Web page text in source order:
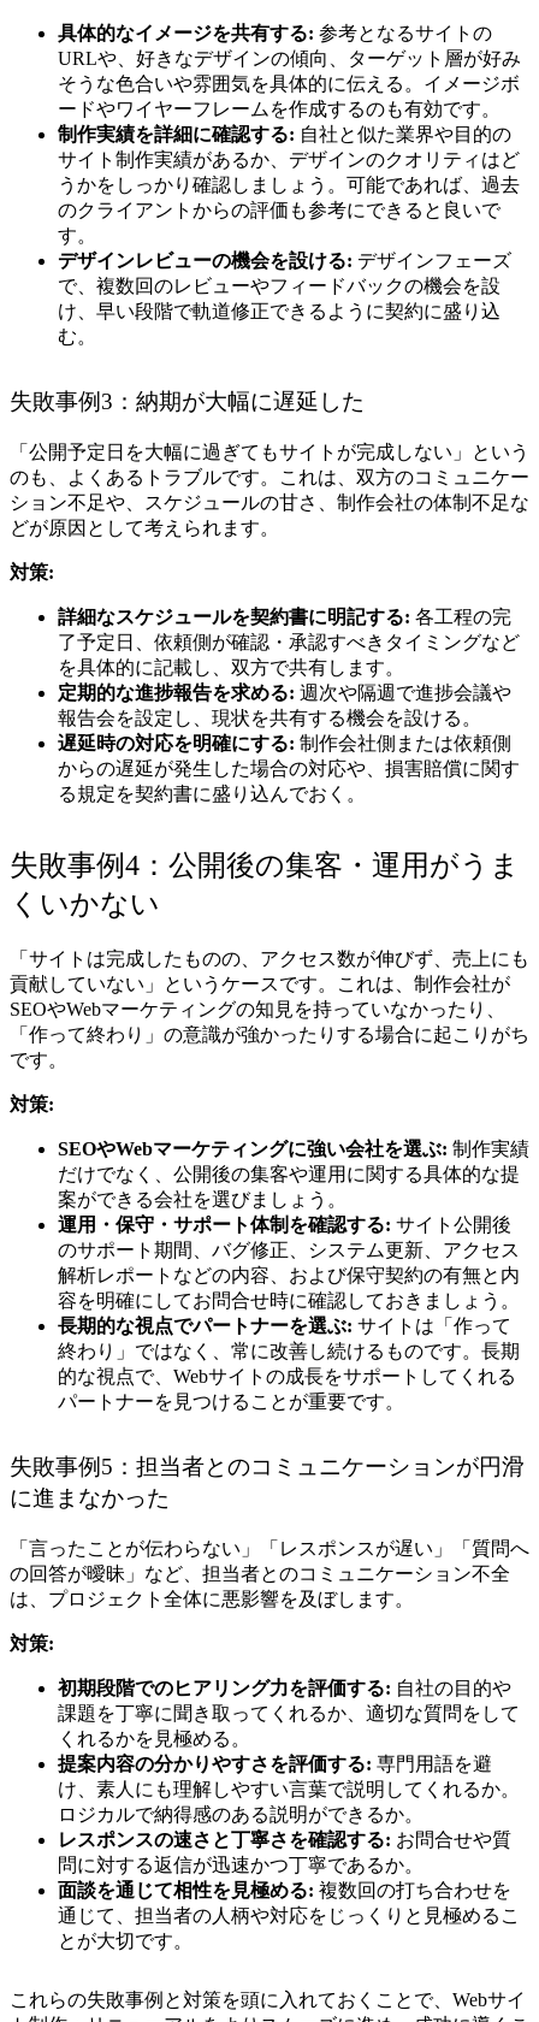
具体的なイメージを共有する: 参考となるサイトの
URLや、好きなデザインの傾向、ターゲット層が好み
そうな色合いや雰囲気を具体的に伝える。イメージボ
ードやワイヤーフレームを作成するのも有効です。
制作実績を詳細に確認する: 自社と似た業界や目的の
サイト制作実績があるか、デザインのクオリティはど
うかをしっかり確認しましょう。可能であれば、過去
のクライアントからの評価も参考にできると良いで
す。
デザインレビューの機会を設ける: デザインフェーズ
で、複数回のレビューやフィードバックの機会を設
け、早い段階で軌道修正できるように契約に盛り込
む。
失敗事例3：納期が大幅に遅延した
「公開予定日を大幅に過ぎてもサイトが完成しない」という
のも、よくあるトラブルです。これは、双方のコミュニケー
ション不足や、スケジュールの甘さ、制作会社の体制不足な
どが原因として考えられます。
対策:
詳細なスケジュールを契約書に明記する: 各工程の完
了予定日、依頼側が確認・承認すべきタイミングなど
を具体的に記載し、双方で共有します。
定期的な進捗報告を求める: 週次や隔週で進捗会議や
報告会を設定し、現状を共有する機会を設ける。
遅延時の対応を明確にする: 制作会社側または依頼側
からの遅延が発生した場合の対応や、損害賠償に関す
る規定を契約書に盛り込んでおく。
失敗事例4：公開後の集客・運用がうま
くいかない
「サイトは完成したものの、アクセス数が伸びず、売上にも
貢献していない」というケースです。これは、制作会社が
SEOやWebマーケティングの知見を持っていなかったり、
「作って終わり」の意識が強かったりする場合に起こりがち
です。
対策:
SEOやWebマーケティングに強い会社を選ぶ: 制作実績
だけでなく、公開後の集客や運用に関する具体的な提
案ができる会社を選びましょう。
運用・保守・サポート体制を確認する: サイト公開後
のサポート期間、バグ修正、システム更新、アクセス
解析レポートなどの内容、および保守契約の有無と内
容を明確にしてお問合せ時に確認しておきましょう。
長期的な視点でパートナーを選ぶ: サイトは「作って
終わり」ではなく、常に改善し続けるものです。長期
的な視点で、Webサイトの成長をサポートしてくれる
パートナーを見つけることが重要です。
失敗事例5：担当者とのコミュニケーションが円滑
に進まなかった
「言ったことが伝わらない」「レスポンスが遅い」「質問へ
の回答が曖昧」など、担当者とのコミュニケーション不全
は、プロジェクト全体に悪影響を及ぼします。
対策:
初期段階でのヒアリング力を評価する: 自社の目的や
課題を丁寧に聞き取ってくれるか、適切な質問をして
くれるかを見極める。
提案内容の分かりやすさを評価する: 専門用語を避
け、素人にも理解しやすい言葉で説明してくれるか。
ロジカルで納得感のある説明ができるか。
レスポンスの速さと丁寧さを確認する: お問合せや質
問に対する返信が迅速かつ丁寧であるか。
面談を通じて相性を見極める: 複数回の打ち合わせを
通じて、担当者の人柄や対応をじっくりと見極めるこ
とが大切です。
これらの失敗事例と対策を頭に入れておくことで、Webサイ